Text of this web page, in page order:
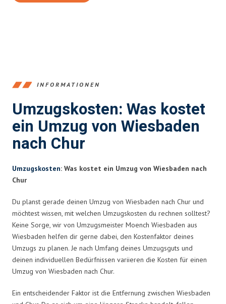
INFORMATIONEN
Umzugskosten: Was kostet
ein Umzug von Wiesbaden
nach Chur
Umzugskosten: Was kostet ein Umzug von Wiesbaden nach
Chur
Du planst gerade deinen Umzug von Wiesbaden nach Chur und
möchtest wissen, mit welchen Umzugskosten du rechnen solltest?
Keine Sorge, wir von Umzugsmeister Moench Wiesbaden aus
Wiesbaden helfen dir gerne dabei, den Kostenfaktor deines
Umzugs zu planen. Je nach Umfang deines Umzugsguts und
deinen individuellen Bedürfnissen variieren die Kosten für einen
Umzug von Wiesbaden nach Chur.
Ein entscheidender Faktor ist die Entfernung zwischen Wiesbaden